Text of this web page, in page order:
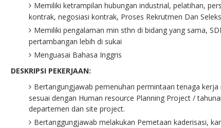
Memiliki ketrampilan hubungan industrial, pelatihan,
kontrak, negosiasi kontrak, Proses Rekrutmen Dan
Memiliki pengalaman min sthn di bidang yang sama,
pertambangan lebih di sukai
Menguasai Bahasa Inggris
DESKRIPSI PEKERJAAN:
Bertangungjawab pemenuhan permintaan tenaga kerja
sesuai dengan Human resource Planning Project /
departemen dan site project.
Bertanggungjawab melakukan Pemetaan kaderisasi,